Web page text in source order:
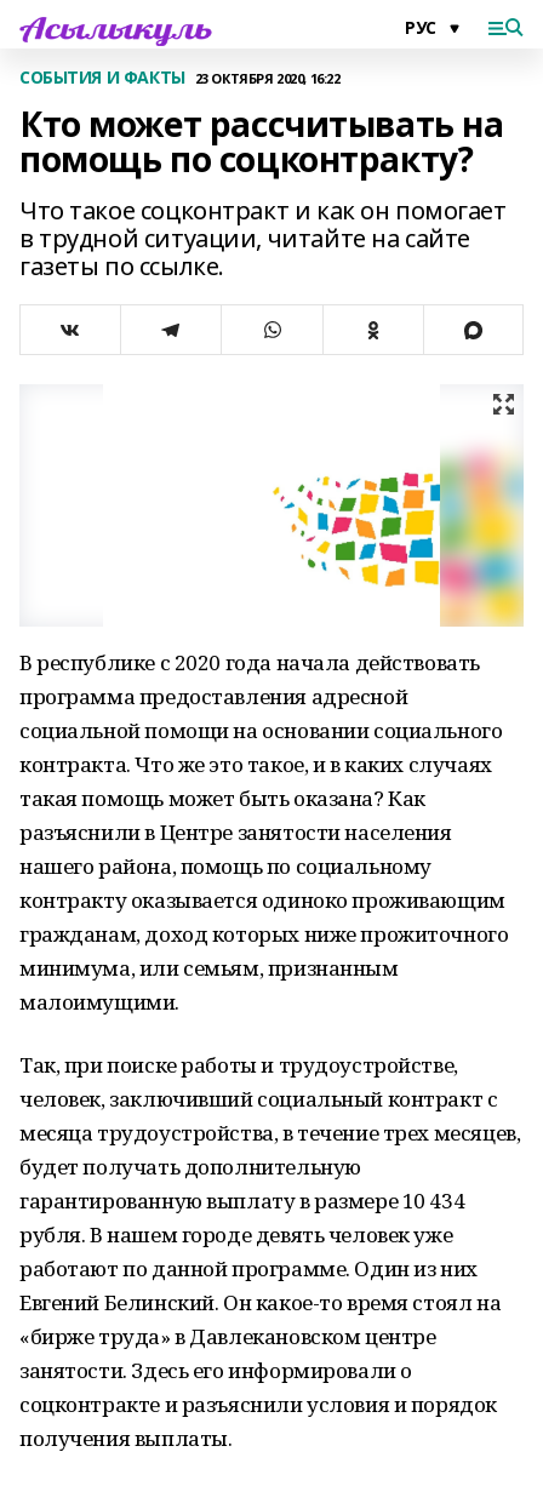
СОБЫТИЯ И ФАКТЫ 23 ОКТЯБРЯ 2020, 16:22
Кто может рассчитывать на
помощь по соцконтракту?
Что такое соцконтракт и как он помогает
в трудной ситуации, читайте на сайте
газеты по ссылке.
В республике с 2020 года начала действовать
программа предоставления адресной
социальной помощи на основании социального
контракта. Что же это такое, и в каких случаях
такая помощь может быть оказана? Как
разъяснили в Центре занятости населения
нашего района, помощь по социальному
контракту оказывается одиноко проживающим
гражданам, доход которых ниже прожиточного
минимума, или семьям, признанным
малоимущими.
Так, при поиске работы и трудоустройстве,
человек, заключивший социальный контракт с
месяца трудоустройства, в течение трех месяцев,
будет получать дополнительную
гарантированную выплату в размере 10 434
рубля. В нашем городе девять человек уже
работают по данной программе. Один из них
Евгений Белинский. Он какое-то время стоял на
«бирже труда» в Давлекановском центре
занятости. Здесь его информировали о
соцконтракте и разъяснили условия и порядок
получения выплаты.